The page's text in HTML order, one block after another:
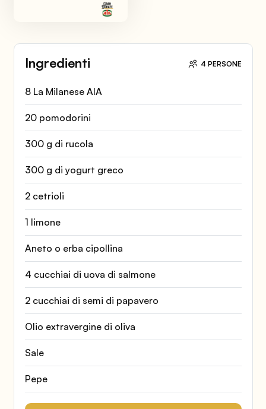
Ingredienti 4 PERSONE
8 La Milanese AIA
20 pomodorini
300 g di rucola
300 g di yogurt greco
2 cetrioli
1 limone
Aneto o erba cipollina
4 cucchiai di uova di salmone
2 cucchiai di semi di papavero
Olio extravergine di oliva
Sale
Pepe